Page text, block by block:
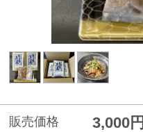
販売価格 3,000円